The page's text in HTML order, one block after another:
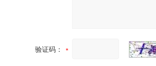
验证码：